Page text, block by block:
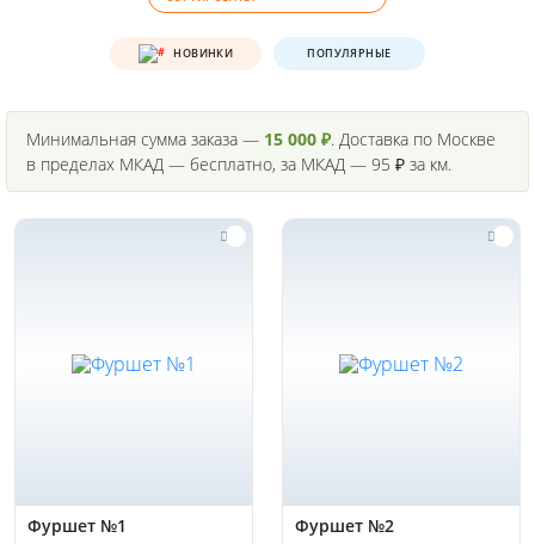
НОВИНКИ ПОПУЛЯРНЫЕ
Минимальная сумма заказа — 15 000 ₽. Доставка по Москве
в пределах МКАД — бесплатно, за МКАД — 95 ₽ за км.
Фуршет №1 Фуршет №2